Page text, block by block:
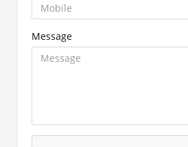
Message